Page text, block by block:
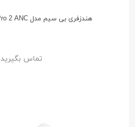
هندزفری بی سیم مدل AirPods Pro 2 ANC-شارسل
تماس بگیرید